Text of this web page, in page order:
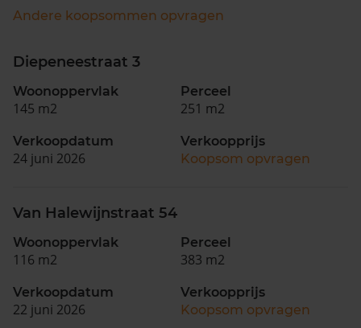
Andere koopsommen opvragen
Diepeneestraat 3
Woonoppervlak
145 m2
Perceel
251 m2
Verkoopdatum
24 juni 2026
Verkoopprijs
Koopsom opvragen
Van Halewijnstraat 54
Woonoppervlak
116 m2
Perceel
383 m2
Verkoopdatum
22 juni 2026
Verkoopprijs
Koopsom opvragen